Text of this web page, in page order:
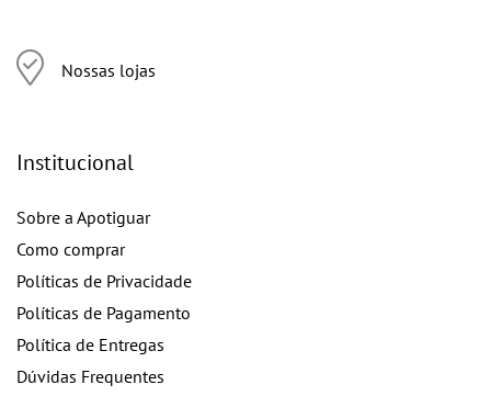
Nossas lojas
Institucional
Sobre a Apotiguar
Como comprar
Políticas de Privacidade
Políticas de Pagamento
Política de Entregas
Dúvidas Frequentes